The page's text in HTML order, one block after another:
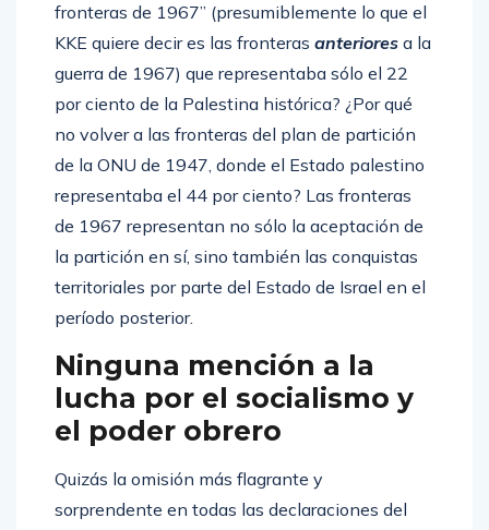
fronteras de 1967” (presumiblemente lo que el
KKE quiere decir es las fronteras anteriores a la
guerra de 1967) que representaba sólo el 22
por ciento de la Palestina histórica? ¿Por qué
no volver a las fronteras del plan de partición
de la ONU de 1947, donde el Estado palestino
representaba el 44 por ciento? Las fronteras
de 1967 representan no sólo la aceptación de
la partición en sí, sino también las conquistas
territoriales por parte del Estado de Israel en el
período posterior.
Ninguna mención a la
lucha por el socialismo y
el poder obrero
Quizás la omisión más flagrante y
sorprendente en todas las declaraciones del